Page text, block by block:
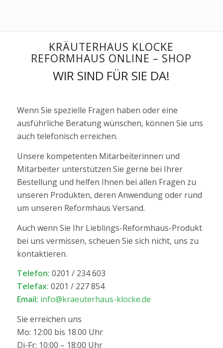
KRÄUTERHAUS KLOCKE
REFORMHAUS ONLINE – SHOP
WIR SIND FÜR SIE DA!
Wenn Sie spezielle Fragen haben oder eine
ausführliche Beratung wünschen, können Sie uns
auch telefonisch erreichen.
Unsere kompetenten Mitarbeiterinnen und
Mitarbeiter unterstützen Sie gerne bei Ihrer
Bestellung und helfen Ihnen bei allen Fragen zu
unseren Produkten, deren Anwendung oder rund
um unseren Reformhaus Versand.
Auch wenn Sie Ihr Lieblings-Reformhaus-Produkt
bei uns vermissen, scheuen Sie sich nicht, uns zu
kontaktieren.
Telefon: 0201 / 234 603
Telefax: 0201 / 227 854
Email: info@kraeuterhaus-klocke.de
Sie erreichen uns
Mo: 12:00 bis 18.00 Uhr
Di-Fr: 10:00 – 18:00 Uhr